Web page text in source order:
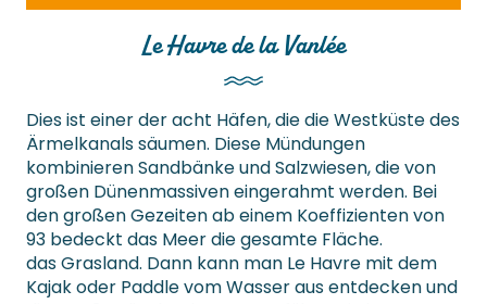
Le Havre de la Vanlée
Dies ist einer der acht Häfen, die die Westküste des
Ärmelkanals säumen. Diese Mündungen
kombinieren Sandbänke und Salzwiesen, die von
großen Dünenmassiven eingerahmt werden. Bei
den großen Gezeiten ab einem Koeffizienten von
93 bedeckt das Meer die gesamte Fläche.
das Grasland. Dann kann man Le Havre mit dem
Kajak oder Paddle vom Wasser aus entdecken und